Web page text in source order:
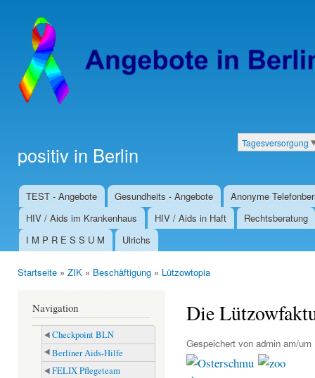
positiv in Berlin Kategorien
Tagesversorgung
Hauptmenü
TEST - Angebote Gesundheits - Angebote
Anonyme
HIV / Aids im Krankenhaus
HIV / Aids in Haft
Rechtsberatung
I M P R E S S U M
Ulrichs
Startseite » ZIK » Beschäftigung » Lützowtopia
Navigation
Checkpoint BLN
Berliner Aids-Hilfe
FELIX Pflegeteam
Die
Gespeichert von admin am/um